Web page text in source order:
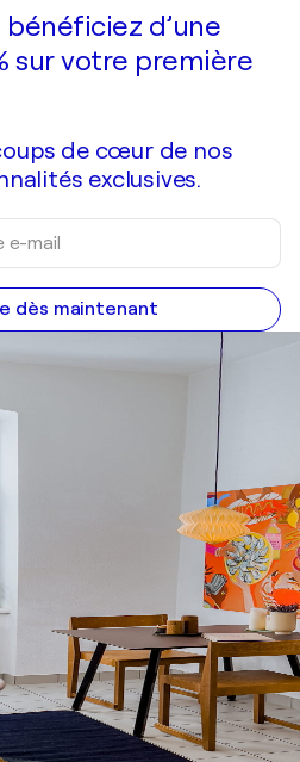
d’une
sur votre première
de cœur de nos
exclusives.
dès maintenant